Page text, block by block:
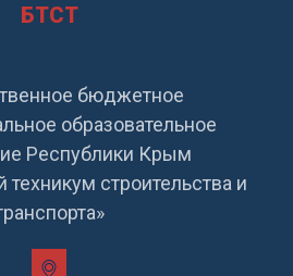
БТСТ
бюджетное
образовательное
Республики Крым
техникум строительства и